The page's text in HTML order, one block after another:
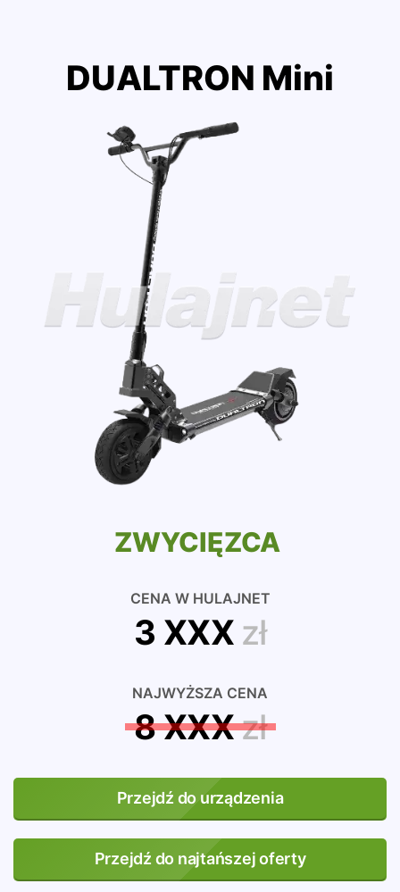
DUALTRON Mini
ZWYCIĘZCA
CENA W HULAJNET
3 XXX zł
NAJWYŻSZA CENA
8 XXXzł
Przejdź do urządzenia
Przejdź do najtańszej oferty